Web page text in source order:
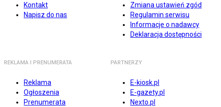
Kontakt
Napisz do nas
Zmiana ustawień zgód
Regulamin serwisu
Informacje o nadawcy
Deklaracja dostępności
REKLAMA I PRENUMERATA
Reklama
Ogłoszenia
Prenumerata
PARTNERZY
E-kiosk.pl
E-gazety.pl
Nexto.pl